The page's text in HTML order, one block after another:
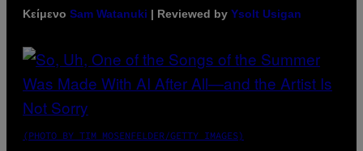
Κείμενο Sam Watanuki | Reviewed by Ysolt Usigan
(PHOTO BY TIM MOSENFELDER/GETTY IMAGES)